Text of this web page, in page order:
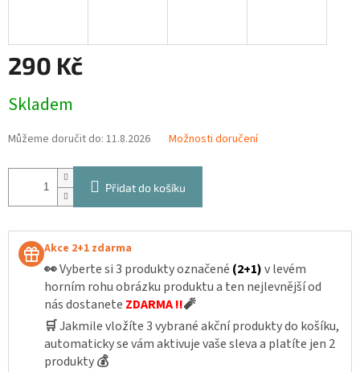
290 Kč
cena:
Skladem
Můžeme doručit do: 11.8.2026 Možnosti doručení
Přidat do košíku
Akce 2+1 zdarma
👀Vyberte si 3 produkty označené (2+1)v levém
horním rohu obrázku produktu a ten nejlevnější od
nás dostanete ZDARMA !!🧨
🛒Jakmile vložíte 3 vybrané akční produkty do košíku,
automaticky se vám aktivuje vaše sleva a platíte jen 2
produkty💰